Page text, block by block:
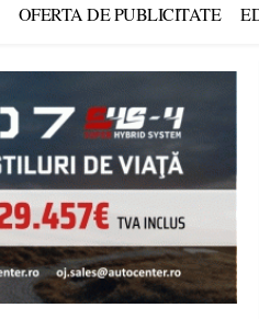
OFERTA DE PUBLICITATE